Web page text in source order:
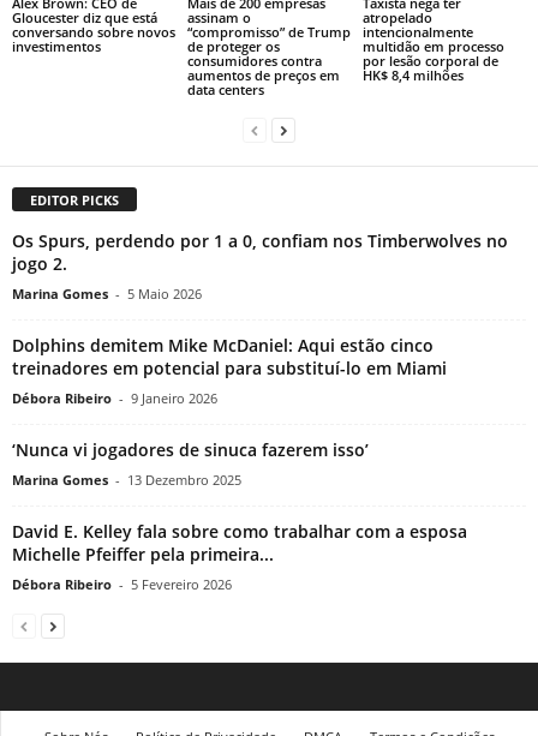
Gloucester diz que está
conversando sobre novos
investimentos
assinam o
“compromisso” de Trump
de proteger os
consumidores contra
aumentos de preços em
data centers
atropelado
intencionalmente
multidão em processo
por lesão corporal de
HK$ 8,4 milhões
EDITOR PICKS
Os Spurs, perdendo por 1 a 0, confiam nos Timberwolves no
jogo 2.
Marina Gomes - 5 Maio 2026
Dolphins demitem Mike McDaniel: Aqui estão cinco
treinadores em potencial para substituí-lo em Miami
Débora Ribeiro - 9 Janeiro 2026
‘Nunca vi jogadores de sinuca fazerem isso’
Marina Gomes - 13 Dezembro 2025
David E. Kelley fala sobre como trabalhar com a esposa
Michelle Pfeiffer pela primeira...
Débora Ribeiro - 5 Fevereiro 2026